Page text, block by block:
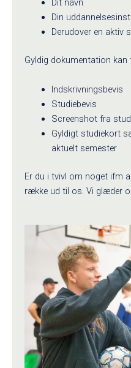
Dit navn
Din
Derudover en aktiv
Gyldig dokumentation kan
Indskrivningsbevis
Studiebevis
Screenshot fra
Gyldigt studiekort
aktuelt semester
Er du i tvivl om noget ifm
række ud til os. Vi glæder